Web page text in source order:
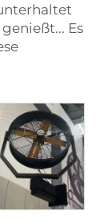
Es